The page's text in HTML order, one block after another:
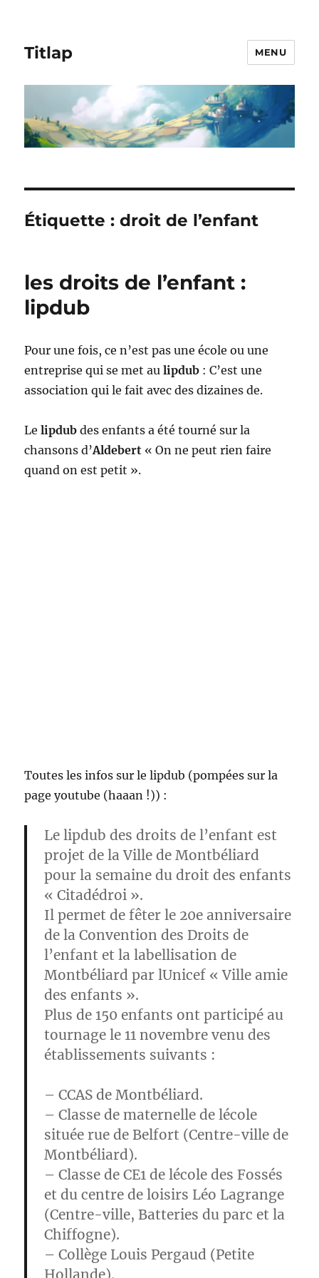
Titlap MENU
Étiquette :droit de l’enfant
les droits de l’enfant :
lipdub
Pour une fois, ce n’est pas une école ou une
entreprise qui se met aulipdub : C’est une
association qui le fait avec des dizaines de.
Lelipdub des enfants a été tourné sur la
chansons d’Aldebert « On ne peut rien faire
quand on est petit ».
Toutes les infos sur le lipdub (pompées sur la
page youtube (haaan !)) :
Le lipdub des droits de l’enfant est
projet de la Ville de Montbéliard
pour la semaine du droit des enfants
« Citadédroi ».
Il permet de fêter le 20e anniversaire
de la Convention des Droits de
l’enfant et la labellisation de
Montbéliard par lUnicef « Ville amie
des enfants ».
Plus de 150 enfants ont participé au
tournage le 11 novembre venu des
établissements suivants :
– CCAS de Montbéliard.
– Classe de maternelle de lécole
située rue de Belfort (Centre-ville de
Montbéliard).
– Classe de CE1 de lécole des Fossés
et du centre de loisirs Léo Lagrange
(Centre-ville, Batteries du parc et la
Chiffogne).
– Collège Louis Pergaud (Petite